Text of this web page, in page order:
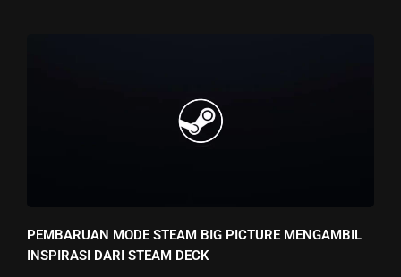
PEMBARUAN MODE STEAM BIG PICTURE MENGAMBIL
INSPIRASI DARI STEAM DECK